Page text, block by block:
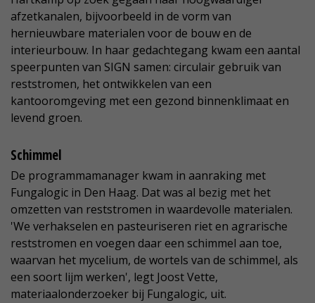
afzetkanalen, bijvoorbeeld in de vorm van
hernieuwbare materialen voor de bouw en de
interieurbouw. In haar gedachtegang kwam een aantal
speerpunten van SIGN samen: circulair gebruik van
reststromen, het ontwikkelen van een
kantooromgeving met een gezond binnenklimaat en
levend groen.
Schimmel
De programmamanager kwam in aanraking met
Fungalogic in Den Haag. Dat was al bezig met het
omzetten van reststromen in waardevolle materialen.
'We verhakselen en pasteuriseren riet en agrarische
reststromen en voegen daar een schimmel aan toe,
waarvan het mycelium, de wortels van de schimmel, als
een soort lijm werken', legt Joost Vette,
materiaalonderzoeker bij Fungalogic, uit.